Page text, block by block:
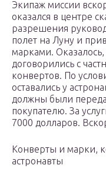
Экипаж миссии
оказался в центре
разрешения
полет на Луну и
марками.
договорились с
конвертов. По
оставались у
должны были
покупателю. За
7000 долларов.
Конверты и марки,
астронавты